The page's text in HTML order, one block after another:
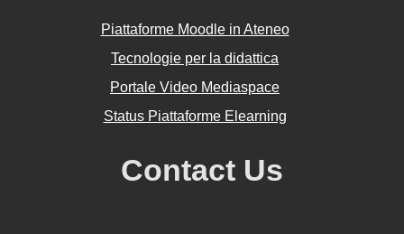
Piattaforme Moodle in Ateneo
Tecnologie per la didattica
Portale Video Mediaspace
Status Piattaforme Elearning
Contact Us